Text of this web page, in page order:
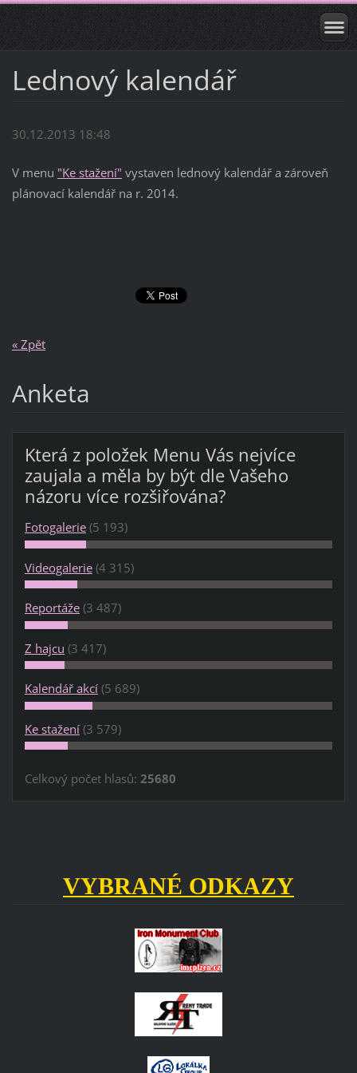
Lednový kalendář
30.12.2013 18:48
V menu "Ke stažení" vystaven lednový kalendář a zároveň
plánovací kalendář na r. 2014.
« Zpět
Anketa
Která z položek Menu Vás nejvíce
zaujala a měla by být dle Vašeho
názoru více rozšiřována?
Fotogalerie (5 193)
Videogalerie (4 315)
Reportáže (3 487)
Z hajcu (3 417)
Kalendář akcí (5 689)
Ke stažení (3 579)
Celkový počet hlasů: 25680
VYBRANÉ ODKAZY